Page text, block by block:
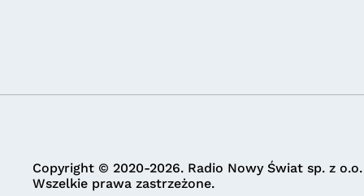
Copyright © 2020-2026. Radio Nowy Świat sp. z o.o.
Wszelkie prawa zastrzeżone.